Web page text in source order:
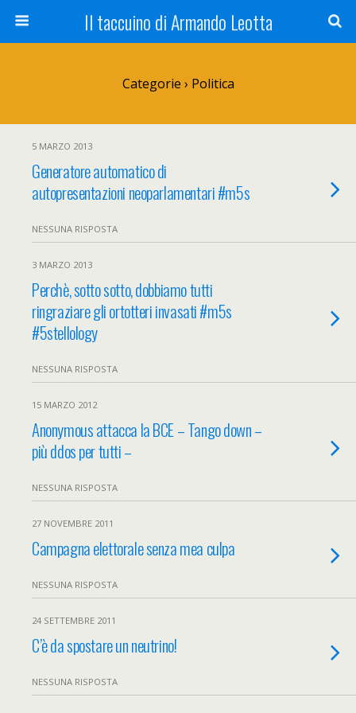
Il taccuino di Armando Leotta
Categorie › Politica
5 MARZO 2013
Generatore automatico di
autopresentazioni neoparlamentari #m5s
NESSUNA RISPOSTA
3 MARZO 2013
Perchè, sotto sotto, dobbiamo tutti
ringraziare gli ortotteri invasati #m5s
#5stellology
NESSUNA RISPOSTA
15 MARZO 2012
Anonymous attacca la BCE – Tango down –
più ddos per tutti –
NESSUNA RISPOSTA
27 NOVEMBRE 2011
Campagna elettorale senza mea culpa
NESSUNA RISPOSTA
24 SETTEMBRE 2011
C’è da spostare un neutrino!
NESSUNA RISPOSTA